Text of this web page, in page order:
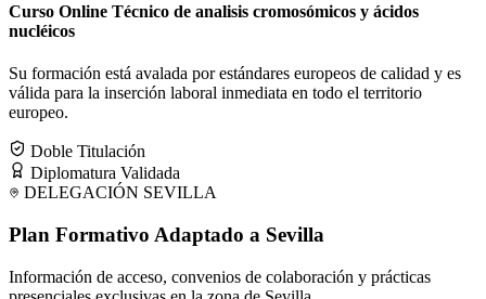
Curso Online Técnico de analisis cromosómicos y ácidos
nucléicos
Su formación está avalada por estándares europeos de calidad y es
válida para la inserción laboral inmediata en todo el territorio
europeo.
Doble Titulación
Diplomatura Validada
DELEGACIÓN SEVILLA
Plan Formativo Adaptado a Sevilla
Información de acceso, convenios de colaboración y prácticas